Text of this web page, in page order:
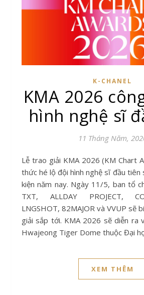
K-CHANEL
KMA 2026
hình nghệ sĩ
11 Tháng Năm,
Lễ trao giải KMA 2026 (KM Chart Awards) vừa chính
thức hé lộ đội hình nghệ sĩ đầu
kiện năm nay. Ngày 11/5, ban tổ
TXT, ALLDAY PROJECT,
LNGSHOT, 82MAJOR và VVUP sẽ
giải sắp tới. KMA 2026 sẽ diễn ra
Hwajeong Tiger Dome thuộc Đại
XEM THÊM